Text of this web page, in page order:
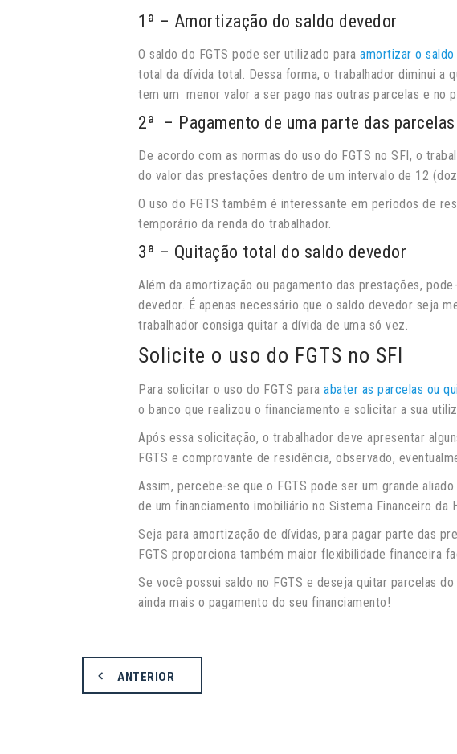
1 ª – Amortização do saldo devedor
O saldo do FGTS pode ser utilizado para amortizar o
total da dívida total. Dessa forma, o trabalhador diminui a
tem um menor valor a ser pago nas outras parcelas e no
2ª – Pagamento de uma parte das parcelas
De acordo com as normas do uso do FGTS no SFI, o
do valor das prestações dentro de um intervalo de 12
O uso do FGTS também é interessante em períodos de
temporário da renda do trabalhador.
3ª – Quitação total do saldo devedor
Além da amortização ou pagamento das prestações,
devedor. É apenas necessário que o saldo devedor seja
trabalhador consiga quitar a dívida de uma só vez.
Solicite o uso do FGTS no SFI
Para solicitar o uso do FGTS para abater as parcelas ou
o banco que realizou o financiamento e solicitar a sua
Após essa solicitação, o trabalhador deve apresentar
FGTS e comprovante de residência, observado,
Assim, percebe-se que o FGTS pode ser um grande
de um financiamento imobiliário no Sistema Financeiro da
Seja para amortização de dívidas, para pagar parte das
FGTS proporciona também maior flexibilidade financeira
Se você possui saldo no FGTS e deseja quitar parcelas do
ainda mais o pagamento do seu financiamento!
ANTERIOR